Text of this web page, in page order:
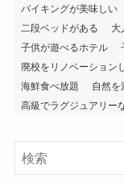
バイキングが美味しい
二段ベッドがある
大
子供が遊べるホテル
廃校をリノベーション
海鮮食べ放題
自然を
高級でラグジュアリー